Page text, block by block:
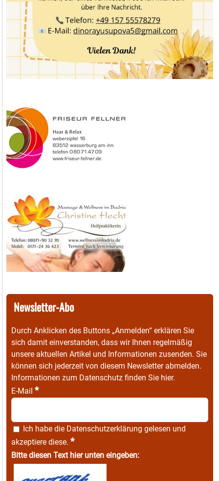
Newsletter-Abo
Durch Anklicken des Buttons „Anmelden“ erklären Sie
sich damit einverstanden, dass wir Ihnen regelmäßig
unsere aktuellen Artikel und Informationen zusenden. Sie
können sich jederzeit von diesem Newsletter abmelden.
Informationen zum Datenschutz finden Sie hier.
E-Mail *
Ich habe die Datenschutzerklärung gelesen und
akzeptiere diese. *
Bitte diesen Text hier unten eingeben: